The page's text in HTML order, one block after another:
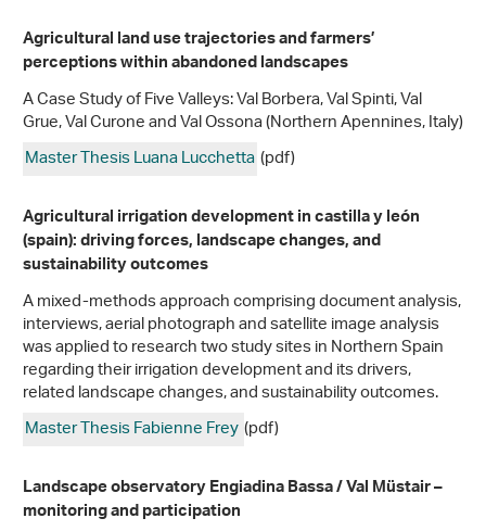
Agricultural land use trajectories and farmers’
perceptions within abandoned landscapes
A Case Study of Five Valleys: Val Borbera, Val Spinti, Val
Grue, Val Curone and Val Ossona (Northern Apennines, Italy)
Master Thesis Luana Lucchetta(pdf)
Agricultural irrigation development in castilla y león
(spain): driving forces, landscape changes, and
sustainability outcomes
A mixed-methods approach comprising document analysis,
interviews, aerial photograph and satellite image analysis
was applied to research two study sites in Northern Spain
regarding their irrigation development and its drivers,
related landscape changes, and sustainability outcomes.
Master Thesis Fabienne Frey(pdf)
Landscape observatory Engiadina Bassa / Val Müstair –
monitoring and participation